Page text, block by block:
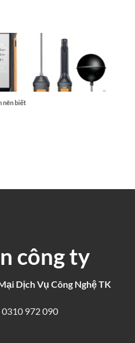
nên biết
công ty
Dịch Vụ Công Nghệ TK
0310 972 090